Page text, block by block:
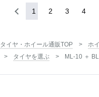
1 2 3 4
タイヤ・ホイール通販TOP ホ
タイヤを選ぶ
ML-10 ＋